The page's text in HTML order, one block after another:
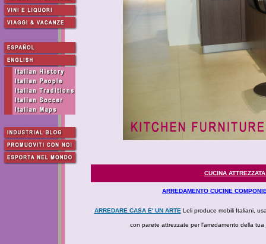
CUCINA
ARREDAMENTO CUCINE
ARREDARE CASA E' UN ARTE Leli produce mobili Italiani,
con parete attrezzate per l'arredamento della tua